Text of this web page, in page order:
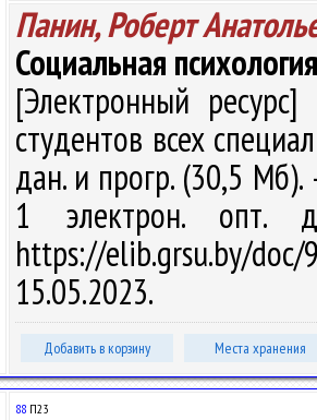
Панин, Роберт
Социальная психология
[Электронный
студентов всех
дан. и прогр. (30,5
1 электрон. опт.
https://elib.grsu.by/
15.05.2023.
Добавить в корзину Места хранения
88 П23